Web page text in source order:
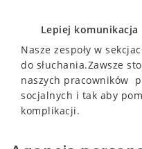
Lepiej komunikacja
Nasze zespoły w
do słuchania.Zawsze
naszych pracowników
socjalnych i tak aby
komplikacji.